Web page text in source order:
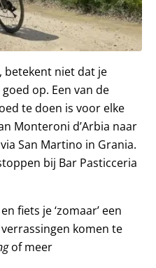
betekent niet dat je
op. Een van de
te doen is voor elke
Monteroni d’Arbia naar
San Martino in Grania.
bij Bar Pasticceria
fiets je ‘zomaar’ een
komen te
of meer